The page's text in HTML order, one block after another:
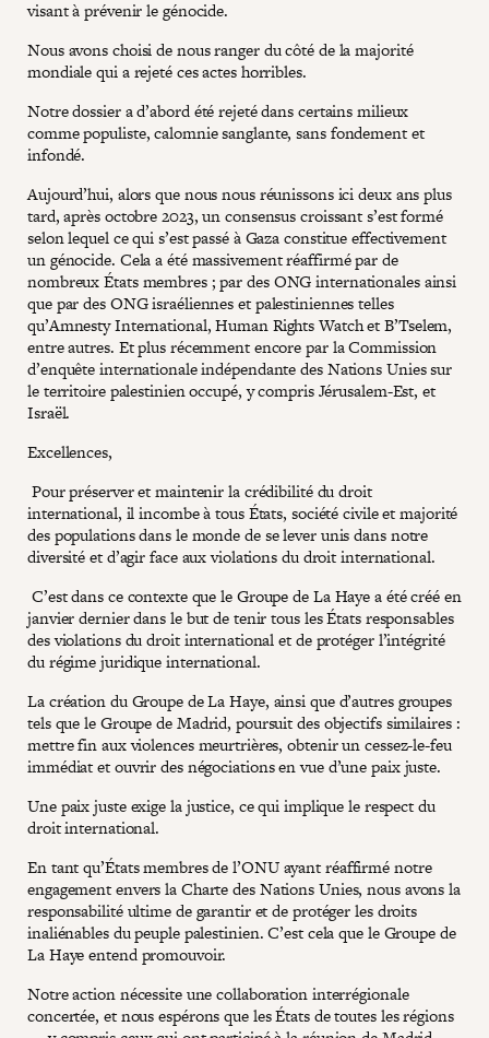
visant à prévenir le génocide.
Nous avons choisi de nous ranger du côté de la majorité
mondiale qui a rejeté ces actes horribles.
Notre dossier a d’abord été rejeté dans certains milieux
comme populiste, calomnie sanglante, sans fondement et
infondé.
Aujourd’hui, alors que nous nous réunissons ici deux ans plus
tard, après octobre 2023, un consensus croissant s’est formé
selon lequel ce qui s’est passé à Gaza constitue effectivement
un génocide. Cela a été massivement réaffirmé par de
nombreux États membres ; par des ONG internationales ainsi
que par des ONG israéliennes et palestiniennes telles
qu’Amnesty International, Human Rights Watch et B’Tselem,
entre autres. Et plus récemment encore par la Commission
d’enquête internationale indépendante des Nations Unies sur
le territoire palestinien occupé, y compris Jérusalem-Est, et
Israël.
Excellences,
Pour préserver et maintenir la crédibilité du droit
international, il incombe à tous États, société civile et majorité
des populations dans le monde de se lever unis dans notre
diversité et d’agir face aux violations du droit international.
C’est dans ce contexte que le Groupe de La Haye a été créé en
janvier dernier dans le but de tenir tous les États responsables
des violations du droit international et de protéger l’intégrité
du régime juridique international.
La création du Groupe de La Haye, ainsi que d’autres groupes
tels que le Groupe de Madrid, poursuit des objectifs similaires :
mettre fin aux violences meurtrières, obtenir un cessez-le-feu
immédiat et ouvrir des négociations en vue d’une paix juste.
Une paix juste exige la justice, ce qui implique le respect du
droit international.
En tant qu’États membres de l’ONU ayant réaffirmé notre
engagement envers la Charte des Nations Unies, nous avons la
responsabilité ultime de garantir et de protéger les droits
inaliénables du peuple palestinien. C’est cela que le Groupe de
La Haye entend promouvoir.
Notre action nécessite une collaboration interrégionale
concertée, et nous espérons que les États de toutes les régions